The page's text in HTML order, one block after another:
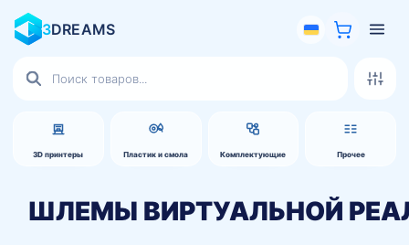
3DREAMS
3D принтеры Пластик и смола Комплектующие Прочее
товаров